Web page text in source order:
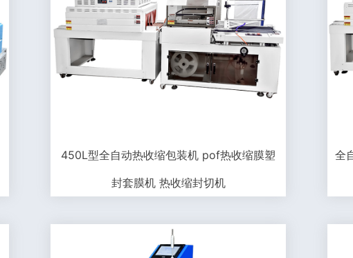
450L型全自动热收缩包装机 pof热收缩膜塑
封套膜机 热收缩封切机
全